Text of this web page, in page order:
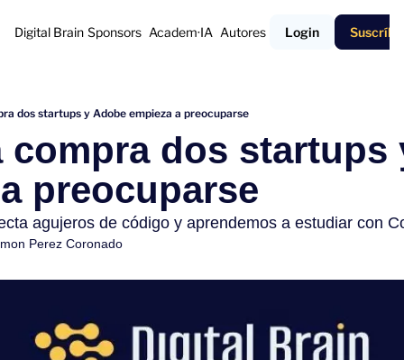
Digital Brain Sponsors Academ·IA Autores Login
dos startups y Adobe empieza a preocuparse
compra dos startups
preocuparse
agujeros de código y aprendemos a estudiar con
Perez Coronado